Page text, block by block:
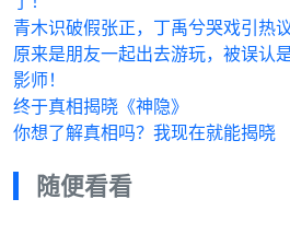
青木识破假张正，丁禹兮哭戏引热
原来是朋友一起出去游玩，被误认
影师！
终于真相揭晓《神隐》
你想了解真相吗？我现在就能揭晓
随便看看